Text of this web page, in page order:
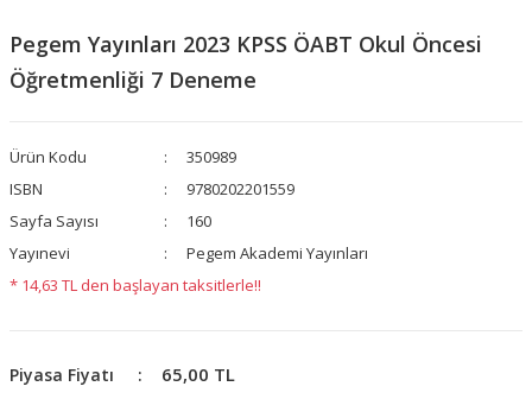
Pegem Yayınları 2023 KPSS ÖABT Okul Öncesi
Öğretmenliği 7 Deneme
Ürün Kodu
350989
ISBN
9780202201559
Sayfa Sayısı
160
Yayınevi
Pegem Akademi Yayınları
* 14,63 TL den başlayan taksitlerle!!
Piyasa Fiyatı 65,00 TL